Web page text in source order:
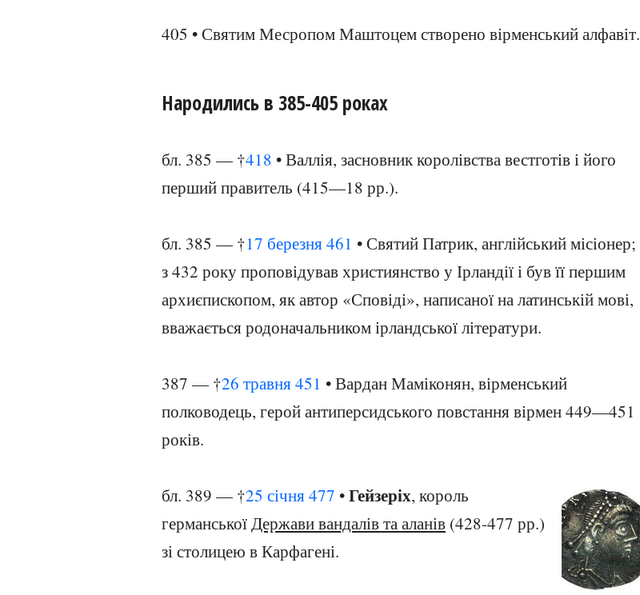
405 • Святим Месропом Маштоцем створено вірменський алфавіт.
Народились в 385-405 роках
бл. 385 — †418 • Валлія, засновник королівства вестготів і його
перший правитель (415—18 рр.).
бл. 385 — †17 березня461 • Святий Патрик, англійський місіонер;
з 432 року проповідував християнство у Ірландії і був її першим
архиєпископом, як автор «Сповіді», написаної на латинській мові,
вважається родоначальником ірландської літератури.
387 — †26 травня451 • Вардан Маміконян, вірменський
полководець, герой антиперсидського повстання вірмен 449—451
років.
бл. 389 — †25 січня477 •Гейзеріх, король
германськоїДержави вандалів та аланів (428-477 рр.)
зі столицею в Карфагені.